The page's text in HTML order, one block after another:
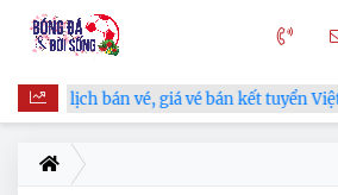
bố lịch bán vé, giá vé bán kết tuyển